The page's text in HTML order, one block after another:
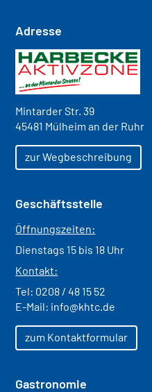
Adresse
Mintarder Str. 39
45481 Mülheim an der Ruhr
zur Wegbeschreibung
Geschäftsstelle
Öffnungszeiten:
Dienstags 15 bis 18 Uhr
Kontakt:
Tel: 0208 / 48 15 52
E-Mail: info@khtc.de
zum Kontaktformular
Gastronomie